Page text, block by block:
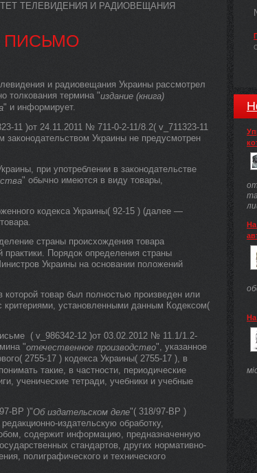
ТЕЛЕВИДЕНИЯ И РАДИОВЕЩАНИЯ
ПИСЬМО
и радиовещания Украины рассмотрел
толкования термина "издание (книга)
" и информирует.
11 )от 24.11.2011 № 711-0-2-11/8.2( v_711323-11
Украины не предусмотрен
при употреблении в законодательстве
" обычно имеются в виду товары,
кодекса Украины( 92-15 ) (далее —
страны происхождения товара
Порядок определения страны
Украины на основании положений
которой товар был полностью произведен или
критериями, установленными данным Кодексом(
( v_986342-12 )от 03.02.2012 № 11.1/1.2-
"отечественное производство", указанное
2755-17 ) кодекса Украины( 2755-17 ), в
такие, в частности, периодические
ученические тетради, учебники и учебные
ВР )"Об издательском деле"( 318/97-ВР )
издательскую обработку,
содержит информацию, предназначенную
стандартов, других нормативно-
полиграфического и технического
На
На